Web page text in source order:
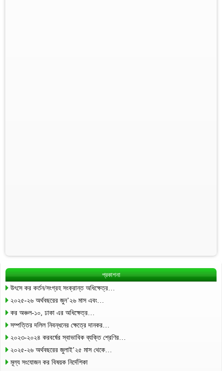
প্রকাশনা
উৎসে কর কর্তন/সংগ্রহ সংক্রান্ত অধিক্ষেত্র…
২০২৫-২৬ অর্থবছরের জুন’২৬ মাস এবং…
কর অঞ্চল-১০, ঢাকা এর অধিক্ষেত্র…
সম্পত্তির দলিল নিবন্ধনের ক্ষেত্রে দানকর…
২০২৩-২০২৪ করবর্ষের স্বাভাবিক ব্যক্তি শ্রেণির…
২০২৫-২৬ অর্থবছরের জুলাই’২৫ মাস থেকে…
মূল্য সংযোজন কর বিষয়ক নির্দেশিকা